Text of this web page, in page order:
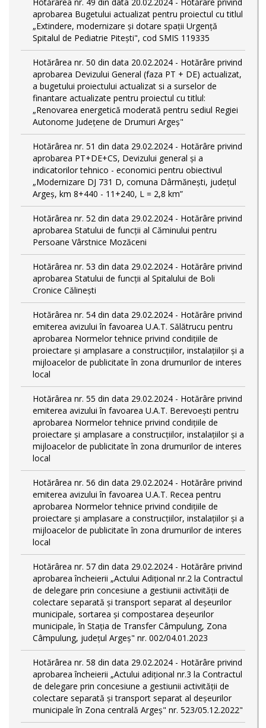
aprobarea Bugetului actualizat pentru proiectul cu titlul
„Extindere, modernizare și dotare spații Urgență
Spitalul de Pediatrie Pitești", cod SMIS 119335
Hotărârea nr. 50 din data 20.02.2024 - Hotărâre privind
aprobarea Devizului General (faza PT + DE) actualizat,
a bugetului proiectului actualizat si a surselor de
finantare actualizate pentru proiectul cu titlul:
„Renovarea energetică moderată pentru sediul Regiei
Autonome Județene de Drumuri Argeș"
Hotărârea nr. 51 din data 29.02.2024 - Hotărâre privind
aprobarea PT+DE+CS, Devizului general și a
indicatorilor tehnico - economici pentru obiectivul
„Modernizare DJ 731 D, comuna Dârmănești, județul
Argeș, km 8+440 - 11+240, L = 2,8 km”
Hotărârea nr. 52 din data 29.02.2024 - Hotărâre privind
aprobarea Statului de funcţii al Căminului pentru
Persoane Vârstnice Mozăceni
Hotărârea nr. 53 din data 29.02.2024 - Hotărâre privind
aprobarea Statului de funcții al Spitalului de Boli
Cronice Călinești
Hotărârea nr. 54 din data 29.02.2024 - Hotărâre privind
emiterea avizului în favoarea U.A.T. Sălătrucu pentru
aprobarea Normelor tehnice privind condiţiile de
proiectare şi amplasare a construcţiilor, instalaţiilor şi a
mijloacelor de publicitate în zona drumurilor de interes
local
Hotărârea nr. 55 din data 29.02.2024 - Hotărâre privind
emiterea avizului în favoarea U.A.T. Berevoești pentru
aprobarea Normelor tehnice privind condiţiile de
proiectare şi amplasare a construcţiilor, instalaţiilor şi a
mijloacelor de publicitate în zona drumurilor de interes
local
Hotărârea nr. 56 din data 29.02.2024 - Hotărâre privind
emiterea avizului în favoarea U.A.T. Recea pentru
aprobarea Normelor tehnice privind condiţiile de
proiectare şi amplasare a construcţiilor, instalaţiilor şi a
mijloacelor de publicitate în zona drumurilor de interes
local
Hotărârea nr. 57 din data 29.02.2024 - Hotărâre privind
aprobarea încheierii „Actului Adițional nr.2 la Contractul
de delegare prin concesiune a gestiunii activității de
colectare separată și transport separat al deşeurilor
municipale, sortarea și compostarea deșeurilor
municipale, în Stația de Transfer Câmpulung, Zona
Câmpulung, județul Argeș" nr. 002/04.01.2023
Hotărârea nr. 58 din data 29.02.2024 - Hotărâre privind
aprobarea încheierii „Actului adițional nr.3 la Contractul
de delegare prin concesiune a gestiunii activității de
colectare separată și transport separat al deşeurilor
municipale în Zona centrală Argeș" nr. 523/05.12.2022"